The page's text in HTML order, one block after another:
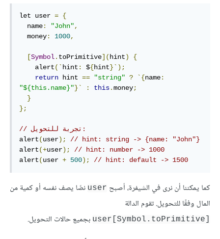
let user = {
  name
: "John",
  money
: 1000,
[Symbol. toPrimitive]( hint)
{
    alert
(` hint : ${hint}`);
return hint == "string" ? `{name:
"${this.name}"}` : this.money;
}
};
// تجربة للتحويل:
alert(user);
// hint: string -> {name: "John"}
alert(+user);
// hint: number -> 1000
alert(user + 500); // hint: default -> 1500
كما يمكننا أن نرى في الشيفرة، أصبح user نصًا يصف نفسه أو كمية من
المال وفقًا للتحويل. تقوم الدالة
user[Symbol.toPrimitive]‎ بجميع حالات التحويل.